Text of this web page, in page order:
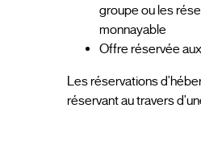
groupe ou les
monnayable
Offre réservée
Les réservations
réservant au travers